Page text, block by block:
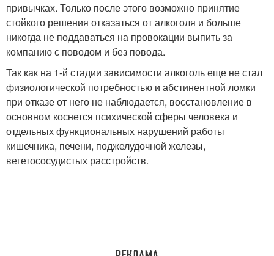
привычках. Только после этого возможно принятие
стойкого решения отказаться от алкоголя и больше
никогда не поддаваться на провокации выпить за
компанию с поводом и без повода.
Так как на 1-й стадии зависимости алкоголь еще не стал
физиологической потребностью и абстинентной ломки
при отказе от него не наблюдается, восстановление в
основном коснется психической сферы человека и
отдельных функциональных нарушений работы
кишечника, печени, поджелудочной железы,
вегетососудистых расстройств.